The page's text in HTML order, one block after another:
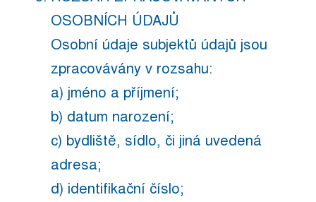
OSOBNÍCH ÚDAJŮ
Osobní údaje subjektů údajů jsou
zpracovávány v rozsahu:
a) jméno a příjmení;
b) datum narození;
c) bydliště, sídlo, či jiná uvedená
adresa;
d) identifikační číslo;